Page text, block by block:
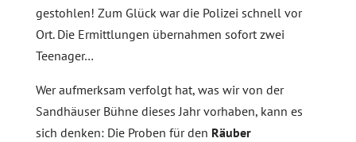
gestohlen! Zum Glück war die Polizei schnell vor
Ort. Die Ermittlungen übernahmen sofort zwei
Teenager…
Wer aufmerksam verfolgt hat, was wir von der
Sandhäuser Bühne dieses Jahr vorhaben, kann es
sich denken: Die Proben für den Räuber